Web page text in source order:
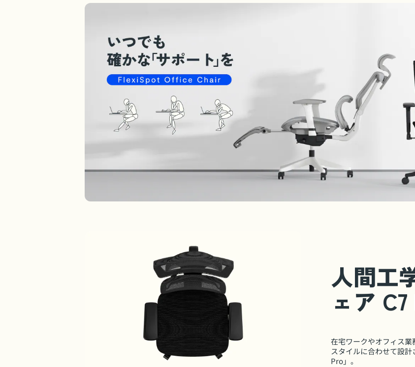
人間工
ェア
在宅ワークやオフィス
スタイルに合わせて設
Pro」。